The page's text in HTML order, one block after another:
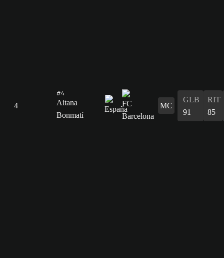
4
#4
Aitana
Bonmatí
MC
GLB
91
RIT
85